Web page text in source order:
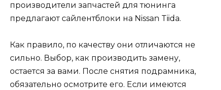
производители запчастей для тюнинга
предлагают сайлентблоки на Nissan Tiida.
Как правило, по качеству они отличаются не
сильно. Выбор, как производить замену,
остается за вами. После снятия подрамника,
обязательно осмотрите его. Если имеются